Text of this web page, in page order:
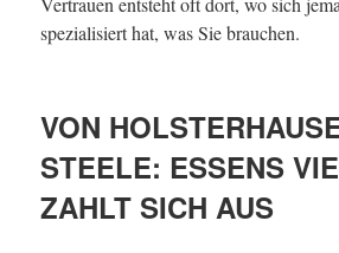
spezialisiert hat, was Sie brauchen.
VON
STEELE: ESSENS
ZAHLT SICH AUS